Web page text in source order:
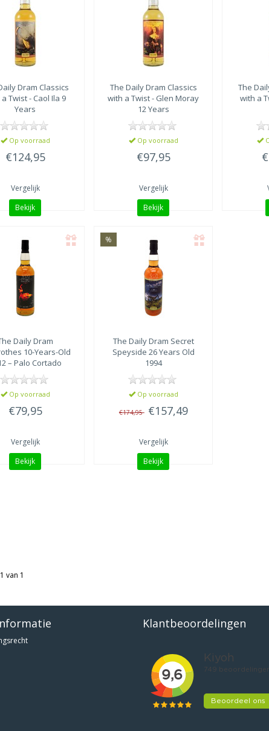
(2)
of Mull (1)
Dram Classics
Twist - Caol Ila 9
Years
Op voorraad
€124,95
Vergelijk
Bekijk
The Daily Dram Classics
with a Twist - Glen Moray
12 Years
Op voorraad
€97,95
Vergelijk
Bekijk
The
with a
Daily Dram
10-Years-Old
– Palo Cortado
Sherry Cask
Op voorraad
€79,95
Vergelijk
Bekijk
%
The Daily Dram Secret
Speyside 26 Years Old
1994
Op voorraad
€174,95 €157,49
Vergelijk
Bekijk
van 1
Klantbeoordelingen